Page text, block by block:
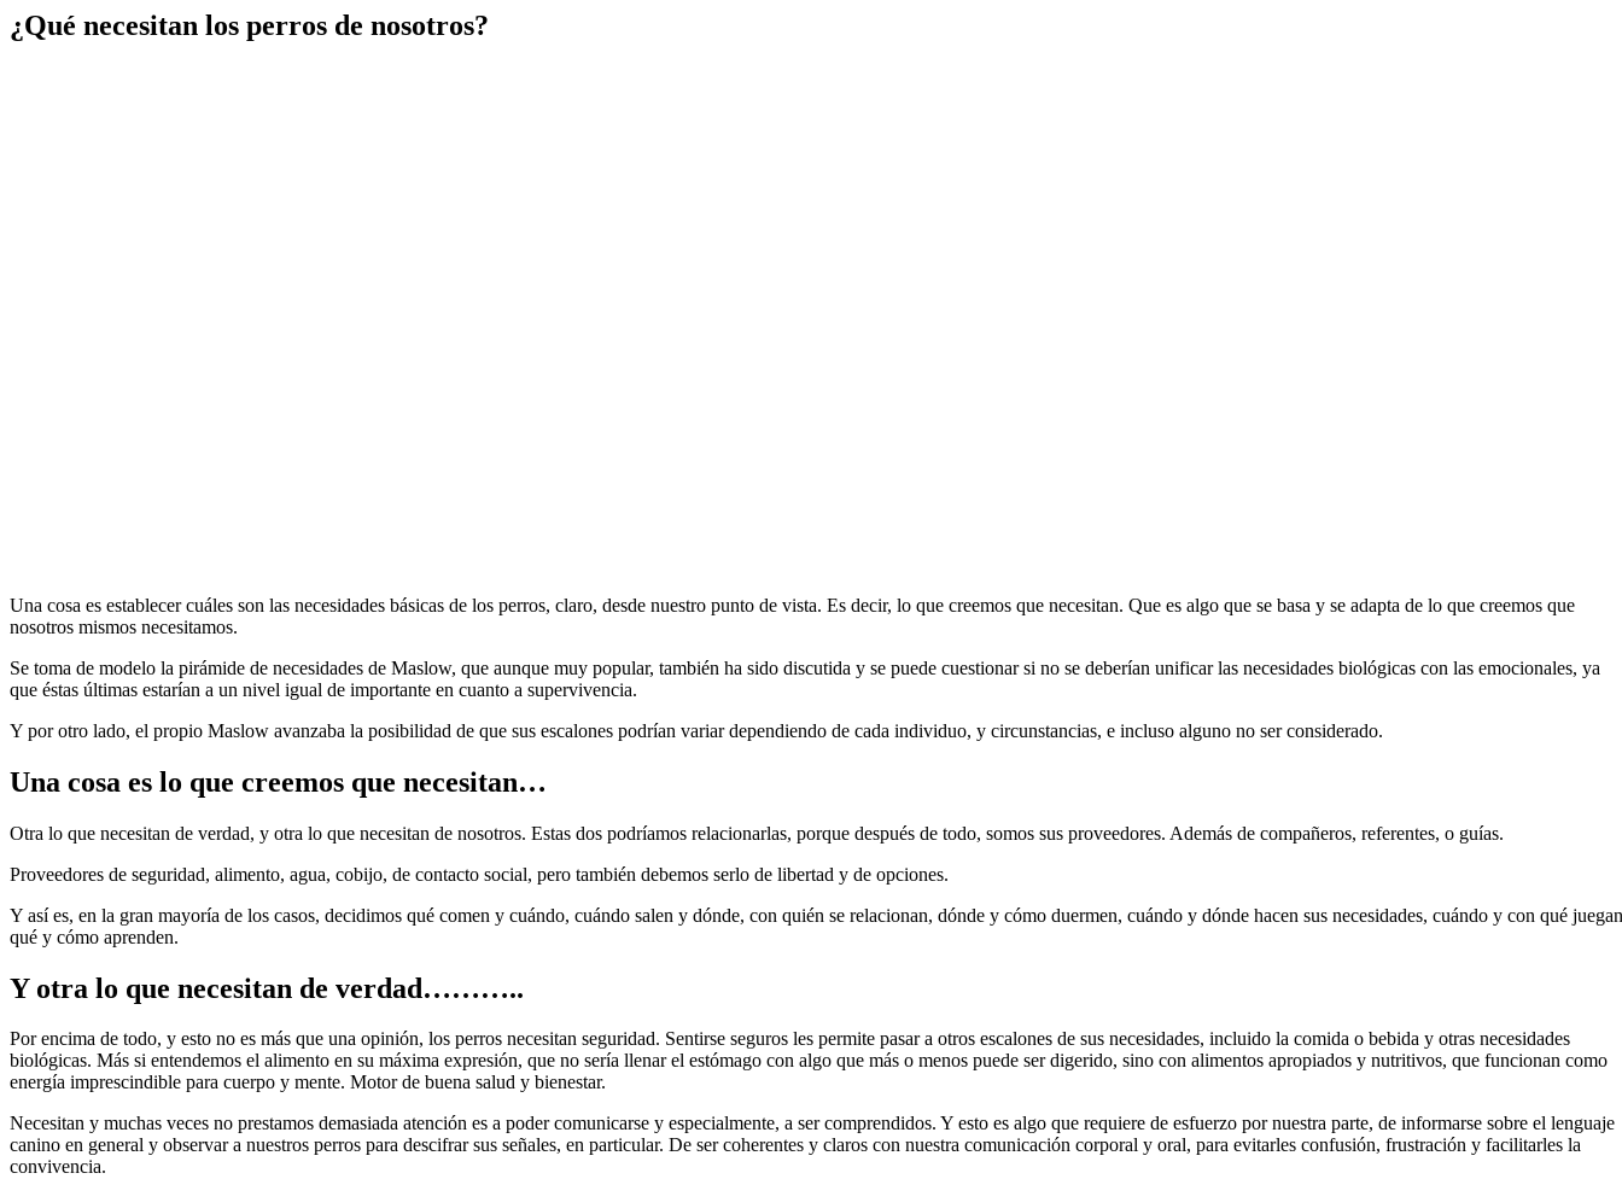
¿Qué necesitan los perros de nosotros?
Una cosa es establecer cuáles son las necesidades básicas de los perros, claro, desde nuestro punto de vista. Es decir, lo que creemos que necesitan. Que es algo que se basa y se adapta de lo que creemos que
nosotros mismos necesitamos.
Se toma de modelo la pirámide de necesidades de Maslow, que aunque muy popular, también ha sido discutida y se puede cuestionar si no se deberían unificar las necesidades biológicas con las emocionales, ya
que éstas últimas estarían a un nivel igual de importante en cuanto a supervivencia.
Y por otro lado, el propio Maslow avanzaba la posibilidad de que sus escalones podrían variar dependiendo de cada individuo, y circunstancias, e incluso alguno no ser considerado.
Una cosa es lo que creemos que necesitan…
Otra lo que necesitan de verdad, y otra lo que necesitan de nosotros. Estas dos podríamos relacionarlas, porque después de todo, somos sus proveedores. Además de compañeros, referentes, o guías.
Proveedores de seguridad, alimento, agua, cobijo, de contacto social, pero también debemos serlo de libertad y de opciones.
Y así es, en la gran mayoría de los casos, decidimos qué comen y cuándo, cuándo salen y dónde, con quién se relacionan, dónde y cómo duermen, cuándo y dónde hacen sus necesidades, cuándo y con qué
qué y cómo aprenden.
Y otra lo que necesitan de verdad………..
Por encima de todo, y esto no es más que una opinión, los perros necesitan seguridad. Sentirse seguros les permite pasar a otros escalones de sus necesidades, incluido la comida o bebida y otras necesidades
biológicas. Más si entendemos el alimento en su máxima expresión, que no sería llenar el estómago con algo que más o menos puede ser digerido, sino con alimentos apropiados y nutritivos, que funcionan como
energía imprescindible para cuerpo y mente. Motor de buena salud y bienestar.
Necesitan y muchas veces no prestamos demasiada atención es a poder comunicarse y especialmente, a ser comprendidos. Y esto es algo que requiere de esfuerzo por nuestra parte, de informarse sobre el lenguaje
canino en general y observar a nuestros perros para descifrar sus señales, en particular. De ser coherentes y claros con nuestra comunicación corporal y oral, para evitarles confusión, frustración y facilitarles la
convivencia.